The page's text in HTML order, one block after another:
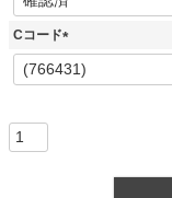
Cコード
(
必